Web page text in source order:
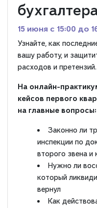
15 июня c 15:00 до
Узнайте, как
вашу работу, и
расходов и претензий.
На онлайн-
кейсов первого
на главные вопросы:
Законно ли
инспекции по
второго звена и
Нужно ли
который
вернул
Как